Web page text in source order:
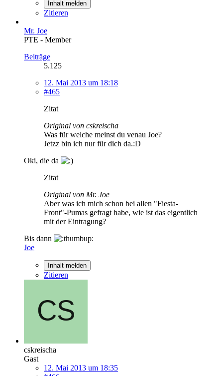
Inhalt melden
Zitieren
Mr. Joe
PTE - Member
Beiträge
5.125
12. Mai 2013 um 18:18
#465
Zitat
Original von cskreischa
Was für welche meinst du venau Joe?
Jetzz bin ich nur für dich da.:D
Oki, die da
Zitat
Original von Mr. Joe
Aber was ich mich schon bei allen "Fiesta-
Front"-Pumas gefragt habe, wie ist das eigentlich
mit der Eintragung?
Bis dann
Joe
Inhalt melden
Zitieren
cskreischa
Gast
12. Mai 2013 um 18:35